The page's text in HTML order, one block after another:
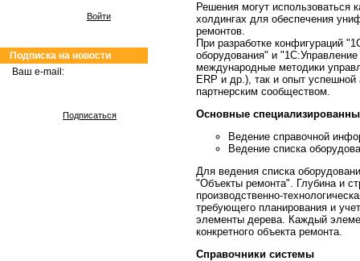
Войти
Подписка на новости
Ваш e-mail:
Подписаться
Решения могут использоваться
холдингах для обеспечения
ремонтов.
При разработке конфигураций
оборудования" и
международные методики
ERP и др.), так и опыт
партнерским сообществом.
Основные
Ведение справочной
Ведение списка
Для ведения списка
"Объекты ремонта". Глубина и
производственно-
требующего планирования и
элементы дерева. Каждый
конкретного объекта ремонта.
Справочники системы